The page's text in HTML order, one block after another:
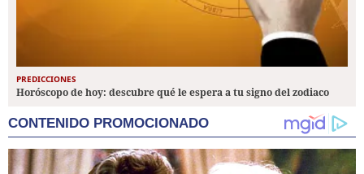
PREDICCIONES
Horóscopo de hoy: descubre qué le espera a tu signo del zodiaco
CONTENIDO PROMOCIONADO